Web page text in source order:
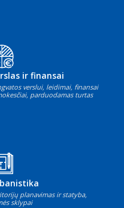
ir finansai
verslui, leidimai, finansai
parduodamas turtas
planavimas ir statyba,
sklypai